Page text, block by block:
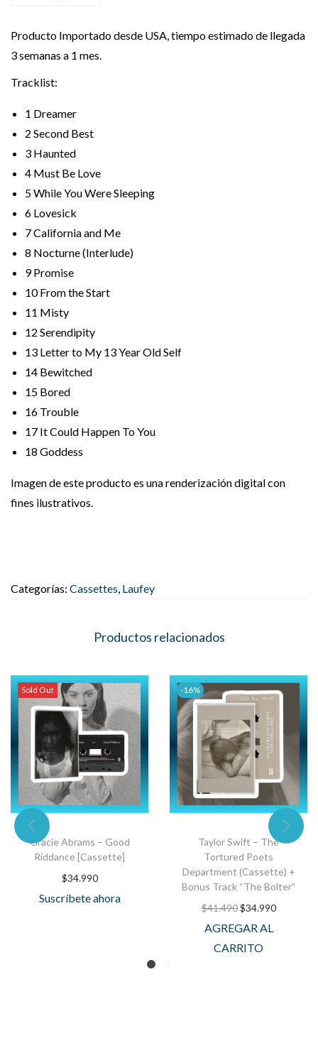
Producto Importado desde USA, tiempo estimado de llegada
3 semanas a 1 mes.
Tracklist:
1 Dreamer
2 Second Best
3 Haunted
4 Must Be Love
5While You Were Sleeping
6 Lovesick
7California and Me
8 Nocturne (Interlude)
9Promise
10From the Start
11 Misty
12 Serendipity
13 Letter to My 13 Year Old Self
14 Bewitched
15 Bored
16 Trouble
17 It Could Happen To You
18 Goddess
Imagen de este producto es una renderización digital con
fines ilustrativos.
Categorías: Cassettes, Laufey
Productos relacionados
Sold Out
Gracie Abrams – Good
Riddance [Cassette]
$34.990
Suscríbete ahora
-16%
Taylor Swift – The
Tortured Poets
Department (Cassette) +
Bonus Track “The Bolter”
$41.490 $34.990
AGREGAR AL
CARRITO